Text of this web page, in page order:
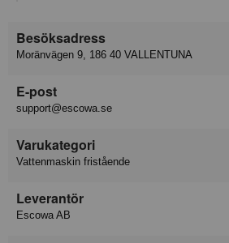
Besöksadress
Moränvägen 9, 186 40 VALLENTUNA
E-post
support@escowa.se
Varukategori
Vattenmaskin fristående
Leverantör
Escowa AB